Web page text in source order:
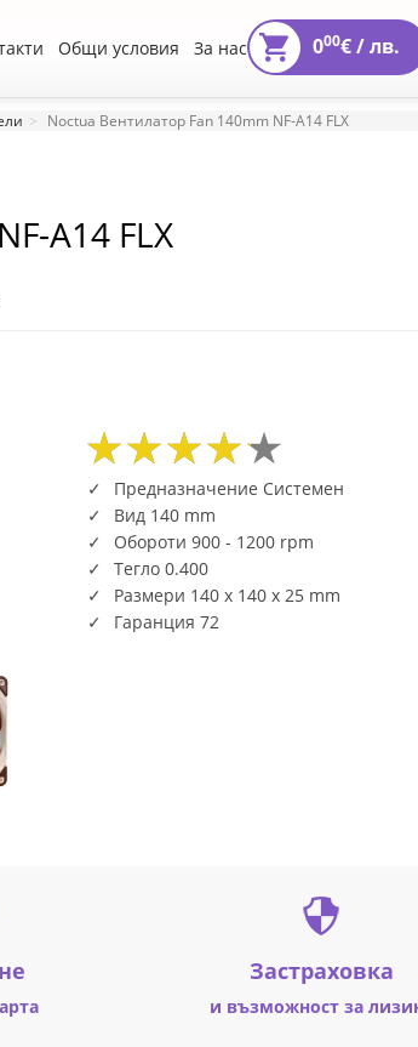
Общи условия За нас 000€ /лв.
Noctua Вентилатор Fan 140mm NF-A14 FLX
A14 FLX
Предназначение Системен
Вид 140 mm
Обороти 900 - 1200 rpm
Тегло 0.400
Размери 140 x 140 x 25 mm
Гаранция 72
Застраховка
и възможност за